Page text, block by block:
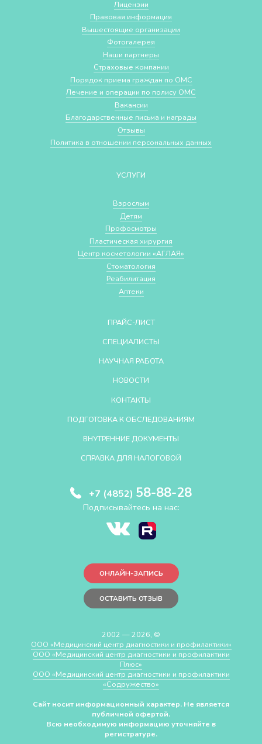
Лицензии
Правовая информация
Вышестоящие организации
Фотогалерея
Наши партнеры
Страховые компании
Порядок приема граждан по ОМС
Лечение и операции по полису ОМС
Вакансии
Благодарственные письма и награды
Отзывы
Политика в отношении персональных данных
УСЛУГИ
Взрослым
Детям
Профосмотры
Пластическая хирургия
Центр косметологии «АГЛАЯ»
Стоматология
Реабилитация
Аптеки
ПРАЙС-ЛИСТ
СПЕЦИАЛИСТЫ
НАУЧНАЯ РАБОТА
НОВОСТИ
КОНТАКТЫ
ПОДГОТОВКА К ОБСЛЕДОВАНИЯМ
ВНУТРЕННИЕ ДОКУМЕНТЫ
СПРАВКА ДЛЯ НАЛОГОВОЙ
+7 (4852) 58-88-28
Подписывайтесь на нас:
ОНЛАЙН-ЗАПИСЬ
ОСТАВИТЬ ОТЗЫВ
2002 — 2026, ©
ООО «Медицинский центр диагностики и профилактики»
ООО «Медицинский центр диагностики и профилактики
Плюс»
ООО «Медицинский центр диагностики и профилактики
«Cодружество»
Сайт носит информационный характер. Не является
публичной офертой.
Всю необходимую информацию уточняйте в
регистратуре.